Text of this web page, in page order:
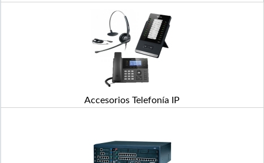
Accesorios Telefonía IP